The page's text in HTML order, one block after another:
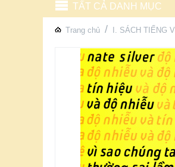
TẤT CẢ DANH MỤC
Trang chủ / I. SÁCH TIẾNG